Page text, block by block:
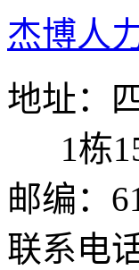
杰博人
地址：
1栋
邮编：
联系电